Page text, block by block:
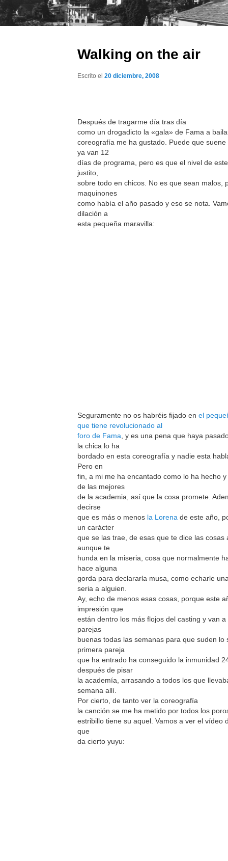
Walking on the air
Escrito el20 diciembre, 2008
Después de tragarme día tras día
como un drogadicto la «gala» de Fama a
coreografía me ha gustado. Puede que
ya van 12
días de programa, pero es que el nivel de
justito,
sobre todo en chicos. No es que sean malos,
maquinones
como había el año pasado y eso se nota.
dilación a
esta pequeña maravilla:
Seguramente no os habréis fijado enel
que tiene revolucionado al
foro de Fama, y es una pena que haya
la chica lo ha
bordado en esta coreografía y nadie esta
Pero en
fin, a mi me ha encantado como lo ha hecho
de las mejores
de la academia, así que la cosa promete.
decirse
que es más o menos la Lorena de este año,
un carácter
que se las trae, de esas que te dice las cosas
aunque te
hunda en la miseria, cosa que normalmente
hace alguna
gorda para declararla musa, como echarle
seria a alguien.
Ay, echo de menos esas cosas, porque este
impresión que
están dentro los más flojos del casting y van
parejas
buenas todas las semanas para que suden lo
primera pareja
que ha entrado ha conseguido la inmunidad
después de pisar
la academía, arrasando a todos los que
semana allí.
Por cierto, de tanto ver la coreografía
la canción se me ha metido por todos los
estribillo tiene su aquel. Vamos a ver el vídeo
que
da cierto yuyu: